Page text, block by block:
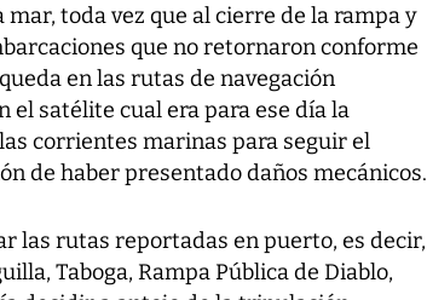
toda vez que al cierre de la rampa y
que no retornaron conforme
en las rutas de navegación
satélite cual era para ese día la
corrientes marinas para seguir el
de haber presentado daños mecánicos.
las rutas reportadas en puerto, es decir,
Taboga, Rampa Pública de Diablo,